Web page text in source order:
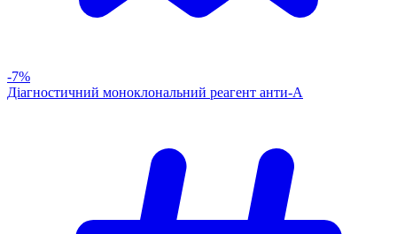
-7%
Діагностичний моноклональний реагент анти-А